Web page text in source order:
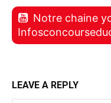
Notre chaine
LEAVE A REPLY